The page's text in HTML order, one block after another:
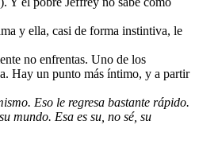
y ella, casi de forma instintiva, le
no enfrentas. Uno de los
Hay un punto más íntimo, y a partir
Eso le regresa bastante rápido.
mundo. Esa es su, no sé, su